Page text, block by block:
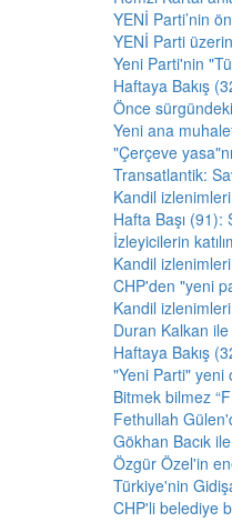
YENİ Parti’nin
YENİ Parti
Yeni Parti'nin
Haftaya Bakış
Önce
Yeni ana
"Çerçeve
Transatlantik:
Kandil
Hafta Başı
İzleyicilerin
Kandil
CHP'den "yeni
Kandil
Duran Kalkan
Haftaya Bakış
"Yeni Parti" yeni
Bitmek bilmez
Fethullah
Gökhan Bacık
Özgür Özel'in
Türkiye'nin
CHP'li belediye